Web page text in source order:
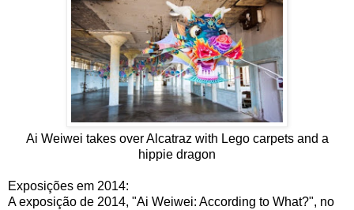
Ai Weiwei takes over Alcatraz with Lego carpets and a
hippie dragon
Exposições em 2014:
A exposição de 2014, "Ai Weiwei: According to What?", no